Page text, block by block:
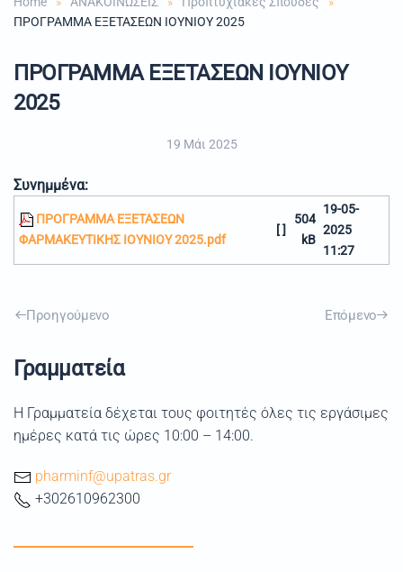
ΠΡΟΓΡΑΜΜΑ ΕΞΕΤΑΣΕΩΝ ΙΟΥΝΙΟΥ 2025
ΠΡΟΓΡΑΜΜΑ ΕΞΕΤΑΣΕΩΝ ΙΟΥΝΙΟΥ
2025
19 Μάι 2025
Συνημμένα:
ΠΡΟΓΡΑΜΜΑ ΕΞΕΤΑΣΕΩΝ
ΦΑΡΜΑΚΕΥΤΙΚΗΣ ΙΟΥΝΙΟΥ 2025.pdf
[ ]
504
kB
19-05-
2025
11:27
Προηγούμενο Επόμενο
Γραμματεία
Η Γραμματεία δέχεται τους φοιτητές όλες τις εργάσιμες
ημέρες κατά τις ώρες 10:00 – 14:00.
pharminf@upatras.gr
+302610962300